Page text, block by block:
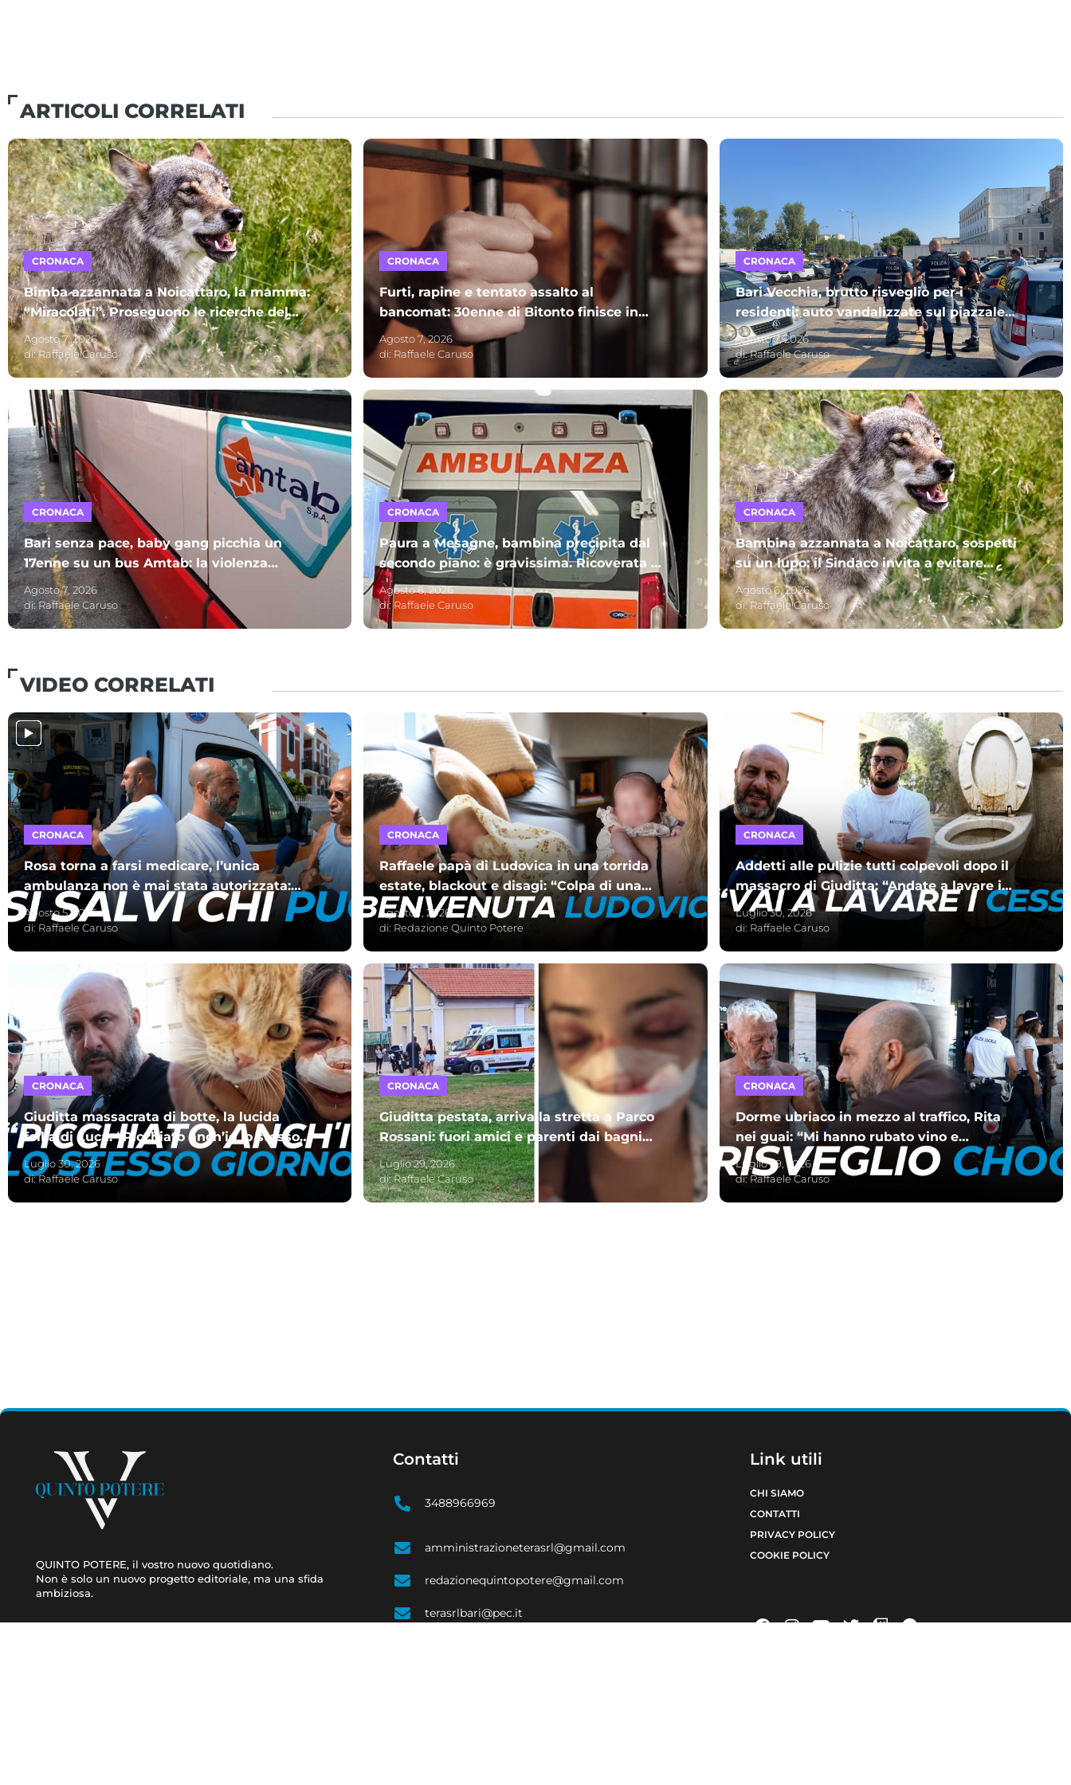
ARTICOLI CORRELATI
CRONACA
Bimba azzannata a Noicattaro, la mamma:
“Miracolati”. Proseguono le ricerche del
lupo
Agosto 7, 2026
di:Raffaele Caruso
CRONACA
Furti, rapine e tentato assalto al
bancomat: 30enne di Bitonto finisce in
carcere
Agosto 7, 2026
di: Raffaele Caruso
CRONACA
Bari Vecchia, brutto risveglio per i
residenti: auto vandalizzate sul piazzale
Mincuzzi
Agosto 7, 2026
di:Raffaele Caruso
CRONACA
Bari senza pace, baby gang picchia un
17enne su un bus Amtab: la violenza
ripresa con un telefonino
Agosto 7, 2026
di:Raffaele Caruso
CRONACA
Paura a Mesagne, bambina precipita dal
secondo piano: è gravissima. Ricoverata al
Policlinico di Bari
Agosto 6, 2026
di:Raffaele Caruso
CRONACA
Bambina azzannata a Noicattaro, sospetti
su un lupo: il Sindaco invita a evitare
parchi e campagne
Agosto 6, 2026
di:Raffaele Caruso
VIDEO CORRELATI
CRONACA
Rosa torna a farsi medicare, l’unica
ambulanza non è mai stata autorizzata:
c’è da stare tranquilli
Agosto 5, 2026
di: Raffaele Caruso
CRONACA
Raffaele papà di Ludovica in una torrida
estate, blackout e disagi: “Colpa di una
scelta assurda”
Agosto 1, 2026
di: Redazione Quinto Potere
CRONACA
Addetti alle pulizie tutti colpevoli dopo il
massacro di Giuditta: “Andate a lavare i
cessi mafiosi”
Luglio 30, 2026
di: Raffaele Caruso
CRONACA
Giuditta massacrata di botte, la lucida
follia di Luca: “Picchiato anch’io lo stesso
giorno”
Luglio 30, 2026
di:Raffaele Caruso
CRONACA
Giuditta pestata, arriva la stretta a Parco
Rossani: fuori amici e parenti dai bagni
pubblici. Le scuse dei dipendenti
Luglio 29, 2026
di:Raffaele Caruso
CRONACA
Dorme ubriaco in mezzo al traffico, Rita
nei guai: “Mi hanno rubato vino e
maglietta. Chiama il 118”
Luglio 29, 2026
di:Raffaele Caruso
QUINTO POTERE, il vostro nuovo quotidiano.
Non è solo un nuovo progetto editoriale, ma una sfida
ambiziosa.
Contatti
3488966969
amministrazioneterasrl@gmail.com
redazionequintopotere@gmail.com
terasrlbari@pec.it
Link utili
CHI SIAMO
CONTATTI
PRIVACY POLICY
COOKIE POLICY